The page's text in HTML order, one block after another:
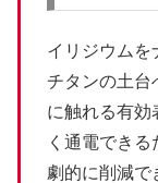
イリジウムを
チタンの土台
に触れる有効
く通電でき
劇的に削減で